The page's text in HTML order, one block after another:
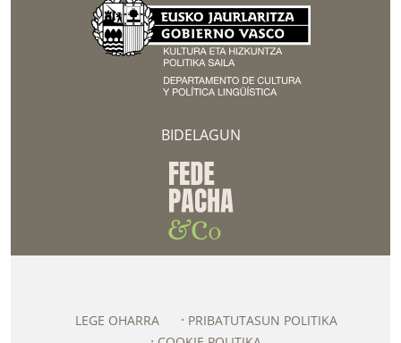
BIDELAGUN
LEGE OHARRA
PRIBATUTASUN POLITIKA